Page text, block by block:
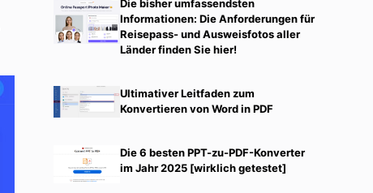
Die bisher umfassendsten
Informationen: Die Anforderungen für
Reisepass- und Ausweisfotos aller
Länder finden Sie hier!
Ultimativer Leitfaden zum
Konvertieren von Word in PDF
Die 6 besten PPT-zu-PDF-Konverter
im Jahr 2025 [wirklich getestet]